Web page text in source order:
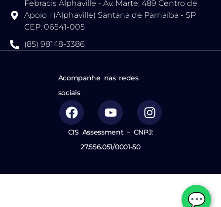
Febracis Alphaville - Av. Marte, 489 Centro de
Apoio I (Alphaville) Santana de Parnaíba - SP
CEP: 06541-005
(85) 98148-3386
Acompanhe nas redes
sociais
CIS Assessment – CNPJ:
27.556.051/0001-50
💬